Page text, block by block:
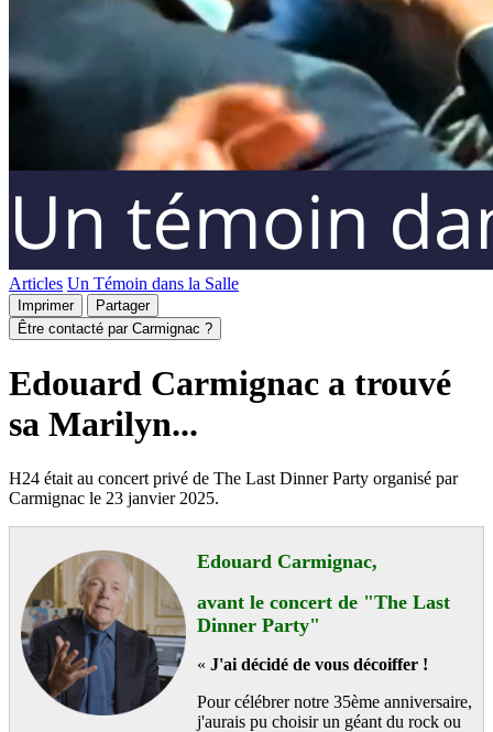
Articles Un Témoin dans la Salle
Imprimer
Partager
Être contacté par Carmignac ?
Edouard Carmignac a trouvé
sa Marilyn...
H24 était au concert privé de The Last Dinner Party organisé par
Carmignac le 23 janvier 2025.
Edouard Carmignac,
avant le concert de "The Last
Dinner Party"
« J'ai décidé de vous décoiffer !
Pour célébrer notre 35ème anniversaire,
j'aurais pu choisir un géant du rock ou